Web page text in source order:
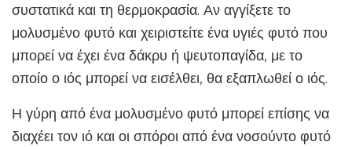
συστατικά και τη θερμοκρασία. Αν αγγίξετε το
μολυσμένο φυτό και χειριστείτε ένα υγιές φυτό που
μπορεί να έχει ένα δάκρυ ή ψευτοπαγίδα, με το
οποίο ο ιός μπορεί να εισέλθει, θα εξαπλωθεί ο ιός.
Η γύρη από ένα μολυσμένο φυτό μπορεί επίσης να
διαχέει τον ιό και οι σπόροι από ένα νοσούντο φυτό